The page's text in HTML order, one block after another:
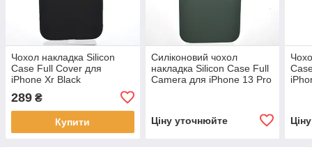
Чохол накладка Silicon
Case Full Cover для
iPhone Xr Black
289 ₴
Купити
Силіконовий чохол
накладка Silicon Case Full
Camera для iPhone 13 Pro
Ціну уточнюйте